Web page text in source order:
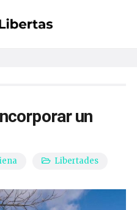
un
Libertades